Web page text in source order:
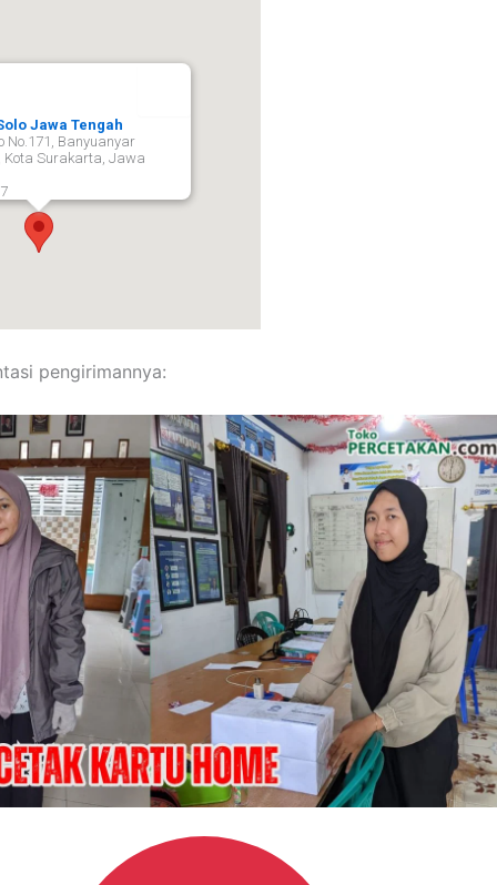
Jawa Tengah
No.171, Banyuanyar
Kota Surakarta, Jawa
pengirimannya: